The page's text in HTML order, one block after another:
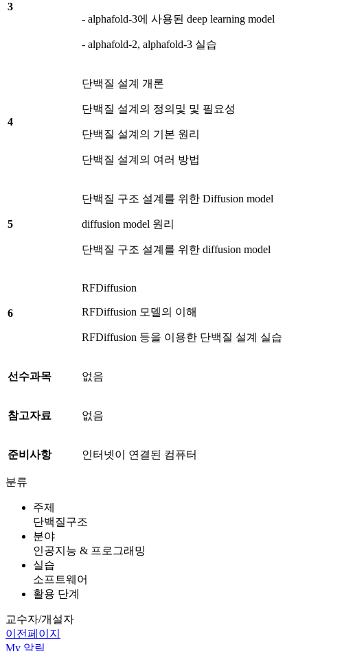
3
- alphafold-3에 사용된 deep learning model
- alphafold-2, alphafold-3 실습
4
단백질 설계 개론
단백질 설계의 정의및 및 필요성
단백질 설계의 기본 원리
단백질 설계의 여러 방법
5
단백질 구조 설계를 위한 Diffusion model
diffusion model 원리
단백질 구조 설계를 위한 diffusion model
6
RFDiffusion
RFDiffusion 모델의 이해
RFDiffusion 등을 이용한 단백질 설계 실습
선수과목 없음
참고자료 없음
준비사항 인터넷이 연결된 컴퓨터
분류
주제
단백질구조
분야
인공지능 & 프로그래밍
실습
소프트웨어
활용 단계
교수자/개설자
이전페이지
My 알림